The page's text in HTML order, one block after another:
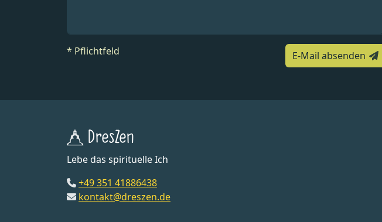
* Pflichtfeld E-Mail absenden
DresZen
Lebe das spirituelle Ich
+49 351 41886438
kontakt@dreszen.de